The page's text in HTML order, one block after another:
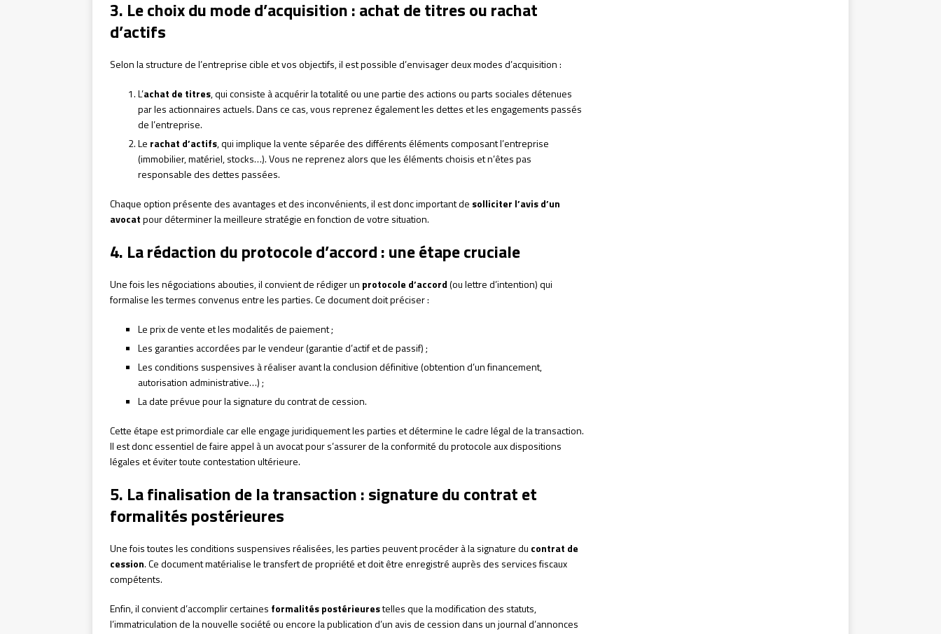
3. Le choix du mode d’acquisition : achat de titres ou rachat
d’actifs
Selon la structure de l’entreprise cible et vos objectifs, il est possible d’envisager deux modes d’acquisition :
L’achat de titres, qui consiste à acquérir la totalité ou une partie des actions ou parts sociales détenues
par les actionnaires actuels. Dans ce cas, vous reprenez également les dettes et les engagements passés
de l’entreprise.
Le rachat d’actifs, qui implique la vente séparée des différents éléments composant l’entreprise
(immobilier, matériel, stocks…). Vous ne reprenez alors que les éléments choisis et n’êtes pas
responsable des dettes passées.
Chaque option présente des avantages et des inconvénients, il est donc important de solliciter l’avis d’un
avocatpour déterminer la meilleure stratégie en fonction de votre situation.
4. La rédaction du protocole d’accord : une étape cruciale
Une fois les négociations abouties, il convient de rédiger un protocole d’accord(ou lettre d’intention) qui
formalise les termes convenus entre les parties. Ce document doit préciser :
Le prix de vente et les modalités de paiement ;
Les garanties accordées par le vendeur (garantie d’actif et de passif) ;
Les conditions suspensives à réaliser avant la conclusion définitive (obtention d’un financement,
autorisation administrative…) ;
La date prévue pour la signature du contrat de cession.
Cette étape est primordiale car elle engage juridiquement les parties et détermine le cadre légal de la transaction.
Il est donc essentiel de faire appel à un avocat pour s’assurer de la conformité du protocole aux dispositions
légales et éviter toute contestation ultérieure.
5. La finalisation de la transaction : signature du contrat et
formalités postérieures
Une fois toutes les conditions suspensives réalisées, les parties peuvent procéder à la signature du contrat de
cession. Ce document matérialise le transfert de propriété et doit être enregistré auprès des services fiscaux
compétents.
Enfin, il convient d’accomplir certaines formalités postérieurestelles que la modification des statuts,
l’immatriculation de la nouvelle société ou encore la publication d’un avis de cession dans un journal d’annonces